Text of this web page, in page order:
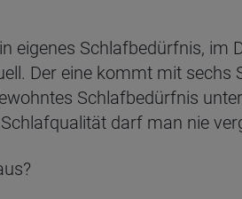
eigenes Schlafbedürfnis, im
Der eine kommt mit
Schlafbedürfnis
darf man nie